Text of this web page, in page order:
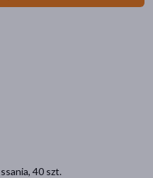
do ssania, 40 szt.